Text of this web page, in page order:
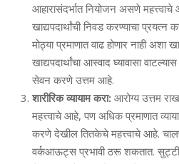
आहारासंदर्भात नियोजन असणे
खाद्यपदार्थांची निवड करण्‍याचा प्रयत्‍न
मोठ्या प्रमाणात वाढ होणार नाही अशा
खाद्यपदार्थांचा आस्‍वाद घ्‍यावासा
सेवन करणे उत्तम आहे.
शारीरिक व्‍यायाम करा: आरोग्‍य उत्तम
महत्त्वाचे आहे, पण अधिक प्रमाणात
करणे देखील तितकेचे महत्त्वाचे आहे.
वर्कआऊट्स प्रभावी ठरू शकतात.